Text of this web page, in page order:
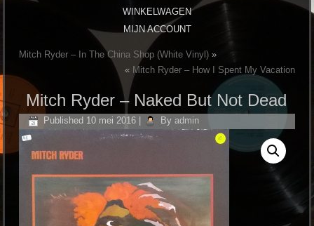
WINKELWAGEN
MIJN ACCOUNT
Mitch Ryder ‎– In The China Shop (White Vinyl) »
« Mitch Ryder ‎– How I Spent My Vacation
Mitch Ryder ‎– Naked But Not Dead
Published 10 mei 2016 By admin